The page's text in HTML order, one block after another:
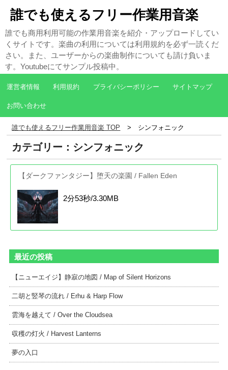
誰でも使えるフリー作業用音楽
誰でも商用利用可能の作業用音楽を紹介・アップロードしてい
くサイトです。楽曲の利用については利用規約を必ず一読くだ
さい。また、ユーザーからの楽曲制作についても請け負いま
す。Youtubeにてサンプル投稿中。
運営者情報 利用規約 プライバシーポリシー サイトマップ
お問い合わせ
誰でも使えるフリー作業用音楽 TOP シンフォニック
カテゴリー：シンフォニック
【ダークファンタジー】堕天の楽園 / Fallen Eden
2分53秒/3.30MB
最近の投稿
【ニューエイジ】静寂の地図 / Map of Silent Horizons
二胡と竪琴の流れ / Erhu & Harp Flow
雲海を越えて / Over the Cloudsea
収穫の灯火 / Harvest Lanterns
夢の入口